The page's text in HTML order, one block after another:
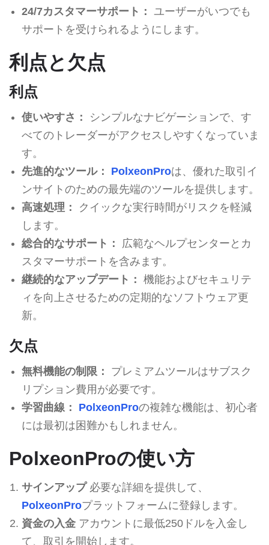
24/7カスタマーサポート：
ユーザーがいつでも
サポートを受けられるようにします。
利点と欠点
利点
使いやすさ：
シンプルなナビゲーションで、す
べてのトレーダーがアクセスしやすくなっていま
す。
先進的なツール：
PolxeonProは、優れた取引イ
ンサイトのための最先端のツールを提供します。
高速処理：
クイックな実行時間がリスクを軽減
します。
総合的なサポート：
広範なヘルプセンターとカ
スタマーサポートを含みます。
継続的なアップデート： 機能およびセキュリテ
ィを向上させるための定期的なソフトウェア更
新。
欠点
無料機能の制限：
プレミアムツールはサブスク
リプション費用が必要です。
学習曲線：
PolxeonProの複雑な機能は、初心者
には最初は困難かもしれません。
PolxeonProの使い方
サインアップ必要な詳細を提供して、
PolxeonProプラットフォームに登録します。
資金の入金アカウントに最低250ドルを入金し
て、取引を開始します。